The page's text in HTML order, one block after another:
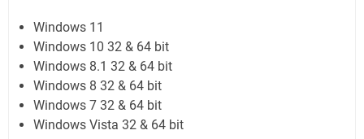
Windows 11
Windows 10 32 & 64 bit
Windows 8.1 32 & 64 bit
Windows 8 32 & 64 bit
Windows 7 32 & 64 bit
Windows Vista 32 & 64 bit